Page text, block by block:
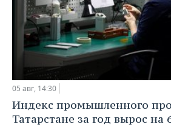
05 авг, 14:30
Индекс промышленного
Татарстане за год вырос на